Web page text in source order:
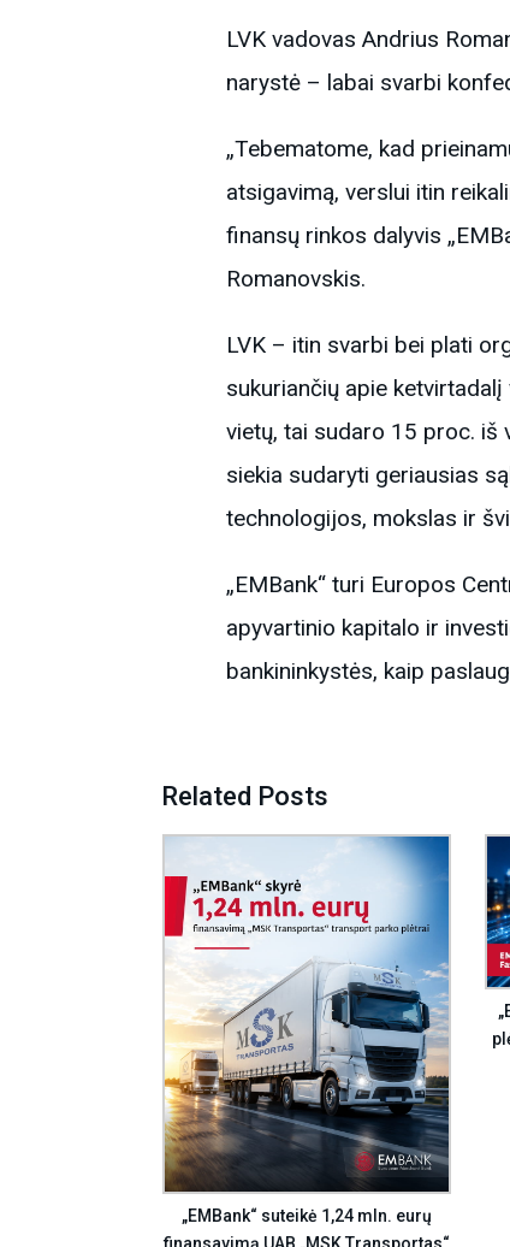
LVK vadovas Andrius
narystė – labai svarbi
„Tebematome, kad
atsigavimą, verslui itin
finansų rinkos dalyvis
Romanovskis.
LVK – itin svarbi bei plati
sukuriančių apie
vietų, tai sudaro 15 proc. iš
siekia sudaryti geriausias
technologijos, mokslas ir
„EMBank“ turi Europos
apyvartinio kapitalo ir
bankininkystės, kaip
Related Posts
„EMBank“ suteikė 1,24 mln. eurų